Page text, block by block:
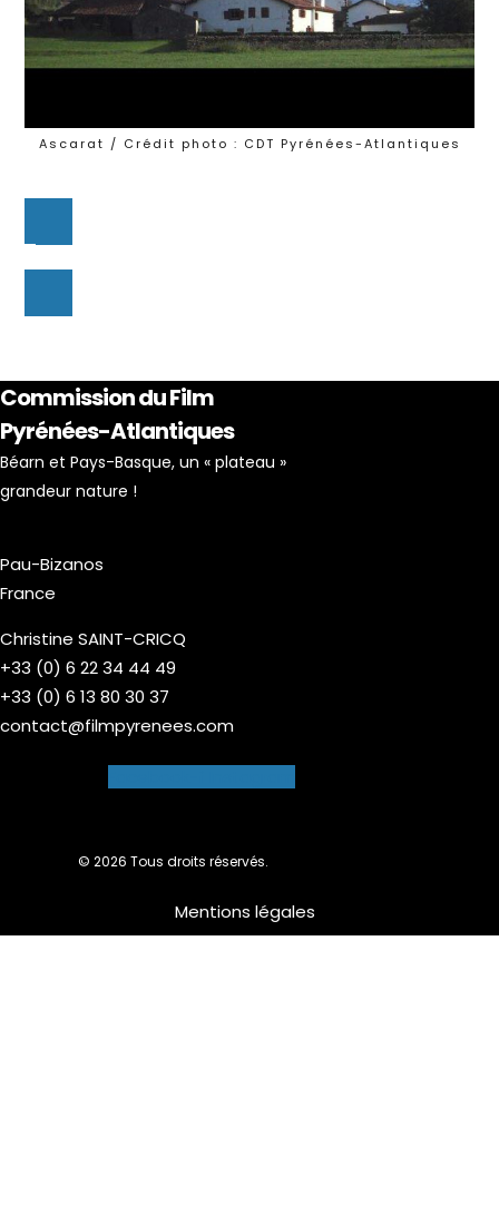
Ascarat / Crédit photo : CDT Pyrénées-Atlantiques
Commission du Film
Pyrénées-Atlantiques
Béarn et Pays-Basque, un « plateau »
grandeur nature !
Pau-Bizanos
France
Christine SAINT-CRICQ
+33 (0) 6 22 34 44 49
+33 (0) 6 13 80 30 37
contact@filmpyrenees.com
© 2026 Tous droits réservés.
Mentions légales